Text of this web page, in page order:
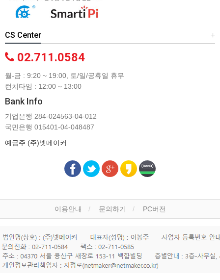
+
CS Center
02.711.0584
월-금 : 9:20 ~ 19:00, 토/일/공휴일 휴무
런치타임 : 12:00 ~ 13:00
Bank Info
기업은행 284-024563-04-012
국민은행 015401-04-048487
예금주 (주)넷메이커
이용안내 문의하기 PC버전